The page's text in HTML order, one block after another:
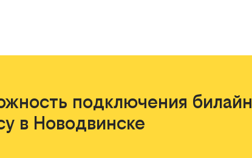
подключения билайн
в Новодвинске